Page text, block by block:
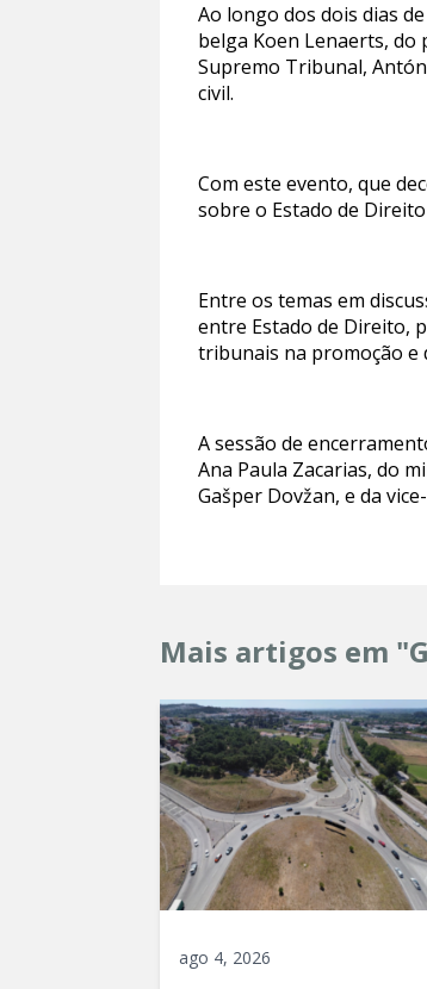
Ao longo dos dois dias
belga Koen Lenaerts,
Supremo Tribunal,
civil.
Com este evento, que
sobre o Estado de
Entre os temas em
entre Estado de Direito,
tribunais na promoção e
A sessão de
Ana Paula Zacarias, do
Gašper Dovžan, e da
Mais artigos em
ago 4, 2026